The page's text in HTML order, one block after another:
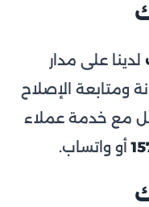
لدينا على مدار
ومتابعة الإصلاح
مع خدمة عملاء
أو واتساب.